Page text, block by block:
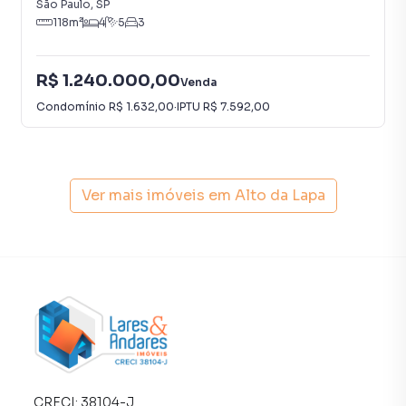
Agende já sua visita e venha conhecer pessoalmente tudo
Apartamento para Venda em região valorizada do bairro
Alto da Lapa, em São Paulo. Não encontrou o que
equipe pelo telefone (11) 93759-7931.
planta em Alto da Lapa e em outras regiões de São Paulo.
Aqui você encontra milhares de ofertas para encontrar o
imóvel que mais combina com seu estilo de vida.
Negocie seu imóvel de forma totalmente online, com
São Paulo, SP
118m² 4 5 3
R$ 1.240.000,00Venda
Condomínio R$ 1.632,00·IPTU R$ 7.592,00
Ver mais imóveis em Alto da Lapa